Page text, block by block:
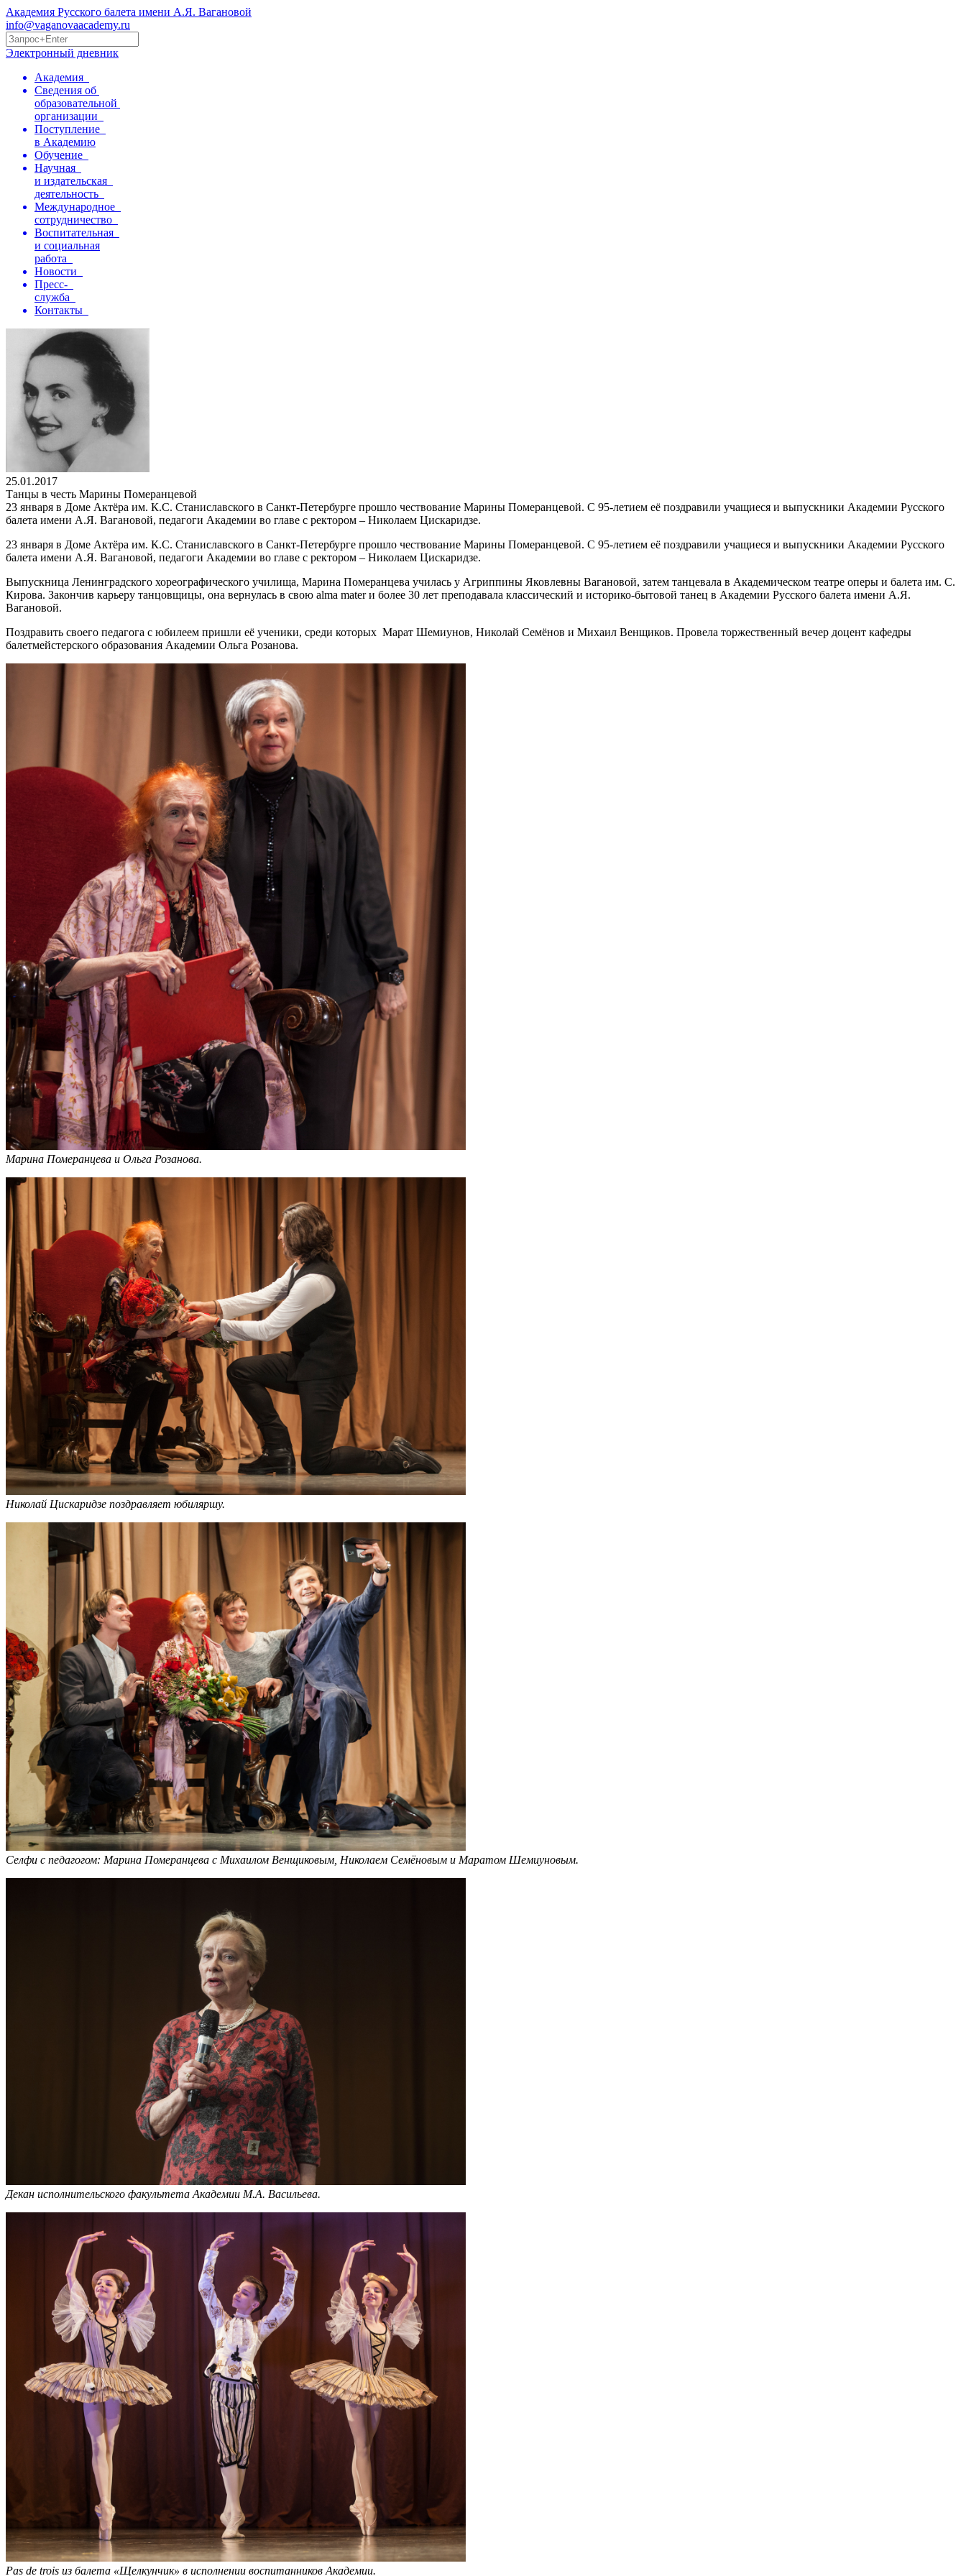
Академия Русского балета имени А.Я. Вагановой
info@vaganovaacademy.ru
Электронный дневник
Академия
Сведения об
образовательной
организации
Поступление
в Академию
Обучение
Научная
и издательская
деятельность
Международное
сотрудничество
Воспитательная
и социальная
работа
Новости
Пресс-
служба
Контакты
25.01.2017
Танцы в честь Марины Померанцевой
23 января в Доме Актёра им. К.С. Станиславского в Санкт-Петербурге прошло чествование Марины Померанцевой. С 95-летием её поздравили учащиеся и выпускники Академии Русского
балета имени А.Я. Вагановой, педагоги Академии во главе с ректором – Николаем Цискаридзе.
23 января в Доме Актёра им. К.С. Станиславского в Санкт-Петербурге прошло чествование Марины Померанцевой. С 95-летием её поздравили учащиеся и выпускники Академии Русского
балета имени А.Я. Вагановой, педагоги Академии во главе с ректором – Николаем Цискаридзе.
Выпускница Ленинградского хореографического училища, Марина Померанцева училась у Агриппины Яковлевны Вагановой, затем танцевала в Академическом театре оперы и балета им. С.
Кирова. Закончив карьеру танцовщицы, она вернулась в свою alma mater и более 30 лет преподавала классический и историко-бытовой танец в Академии Русского балета имени А.Я.
Вагановой.
Поздравить своего педагога с юбилеем пришли её ученики, среди которых Марат Шемиунов, Николай Семёнов и Михаил Венщиков. Провела торжественный вечер доцент кафедры
балетмейстерского образования Академии Ольга Розанова.
Марина Померанцева и Ольга Розанова.
Николай Цискаридзе поздравляет юбиляршу.
Селфи с педагогом: Марина Померанцева с Михаилом Венщиковым, Николаем Семёновым и Маратом Шемиуновым.
Декан исполнительского факультета Академии М.А. Васильева.
Pas de trois из балета «Щелкунчик» в исполнении воспитанников Академии.